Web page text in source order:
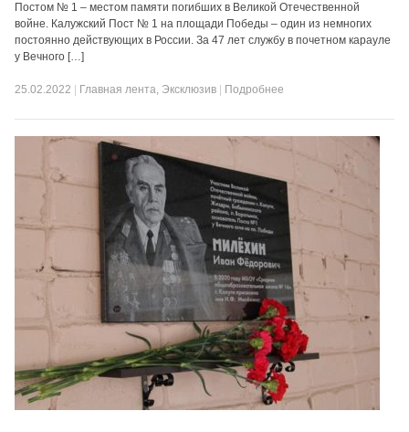
Постом № 1 – местом памяти погибших в Великой Отечественной
войне. Калужский Пост № 1 на площади Победы – один из немногих
постоянно действующих в России. За 47 лет службу в почетном карауле
у Вечного […]
25.02.2022 Главная лента, Эксклюзив Подробнее